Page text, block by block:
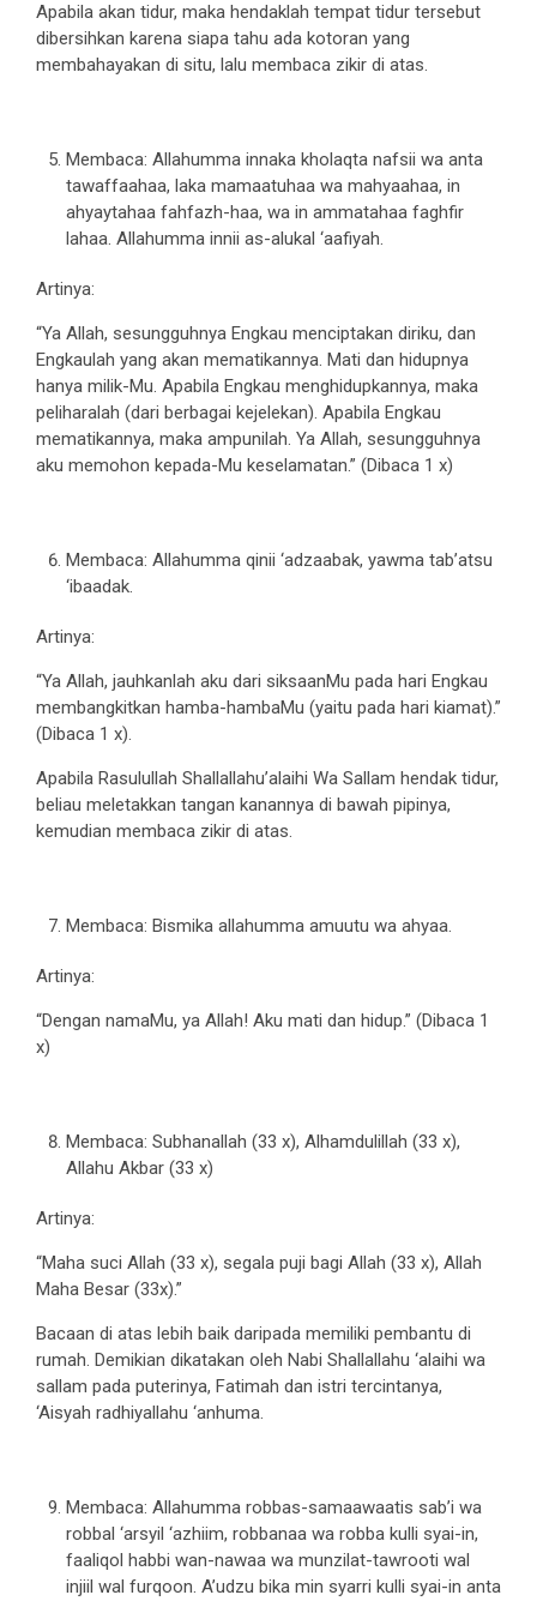
Apabila akan tidur, maka hendaklah tempat tidur tersebut
dibersihkan karena siapa tahu ada kotoran yang
membahayakan di situ, lalu membaca zikir di atas.
Membaca: Allahumma innaka kholaqta nafsii wa anta
tawaffaahaa, laka mamaatuhaa wa mahyaahaa, in
ahyaytahaa fahfazh-haa, wa in ammatahaa faghfir
lahaa. Allahumma innii as-alukal ‘aafiyah.
Artinya:
“Ya Allah, sesungguhnya Engkau menciptakan diriku, dan
Engkaulah yang akan mematikannya. Mati dan hidupnya
hanya milik-Mu. Apabila Engkau menghidupkannya, maka
peliharalah (dari berbagai kejelekan). Apabila Engkau
mematikannya, maka ampunilah. Ya Allah, sesungguhnya
aku memohon kepada-Mu keselamatan.” (Dibaca 1 x)
Membaca: Allahumma qinii ‘adzaabak, yawma tab’atsu
‘ibaadak.
Artinya:
“Ya Allah, jauhkanlah aku dari siksaanMu pada hari Engkau
membangkitkan hamba-hambaMu (yaitu pada hari kiamat).”
(Dibaca 1 x).
Apabila Rasulullah Shallallahu’alaihi Wa Sallam hendak tidur,
beliau meletakkan tangan kanannya di bawah pipinya,
kemudian membaca zikir di atas.
Membaca: Bismika allahumma amuutu wa ahyaa.
Artinya:
“Dengan namaMu, ya Allah! Aku mati dan hidup.” (Dibaca 1
x)
Membaca: Subhanallah (33 x), Alhamdulillah (33 x),
Allahu Akbar (33 x)
Artinya:
“Maha suci Allah (33 x), segala puji bagi Allah (33 x), Allah
Maha Besar (33x).”
Bacaan di atas lebih baik daripada memiliki pembantu di
rumah. Demikian dikatakan oleh Nabi Shallallahu ‘alaihi wa
sallam pada puterinya, Fatimah dan istri tercintanya,
‘Aisyah radhiyallahu ‘anhuma.
Membaca: Allahumma robbas-samaawaatis sab’i wa
robbal ‘arsyil ‘azhiim, robbanaa wa robba kulli syai-in,
faaliqol habbi wan-nawaa wa munzilat-tawrooti wal
injiil wal furqoon. A’udzu bika min syarri kulli syai-in anta